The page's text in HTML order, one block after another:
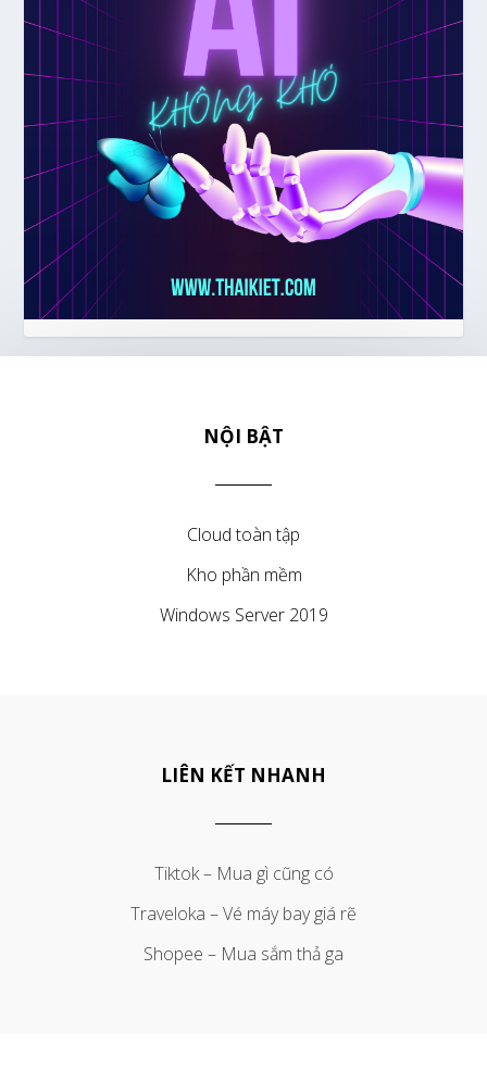
NỘI BẬT
Cloud toàn tập
Kho phần mềm
Windows Server 2019
LIÊN KẾT NHANH
Tiktok – Mua gì cũng có
Traveloka – Vé máy bay giá rẽ
Shopee – Mua sắm thả ga